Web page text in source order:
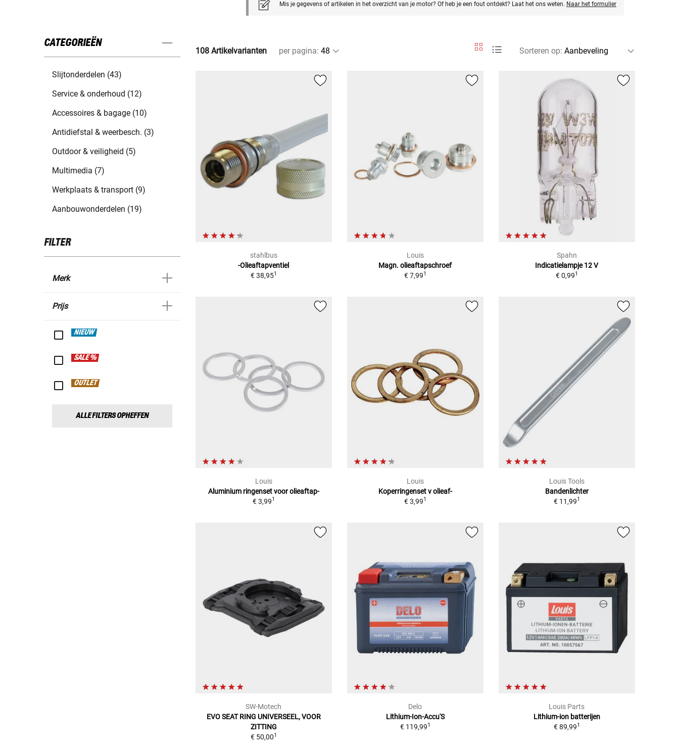
Mis je gegevens of artikelen in het overzicht van je motor? Of heb je een fout ontdekt? Laat het ons weten. Naar het formulier
CATEGORIEËN
Slijtonderdelen (43)
Service & onderhoud (12)
Accessoires & bagage (10)
Antidiefstal & weerbesch. (3)
Outdoor & veiligheid (5)
Multimedia (7)
Werkplaats & transport (9)
Aanbouwonderdelen (19)
FILTER
Merk
Prijs
NIEUW
SALE %
OUTLET
ALLE FILTERS OPHEFFEN
108 Artikelvarianten per pagina: Sorteren op:
stahlbus
-Olieaftapventiel
€ 38,951
Louis
Magn. olieaftapschroef
€ 7,991
Spahn
Indicatielampje 12 V
€ 0,991
Louis
Aluminium ringenset voor olieaftap-
€ 3,991
Louis
Koperringenset v olieaf-
€ 3,991
Louis Tools
Bandenlichter
€ 11,991
SW-Motech
EVO SEAT RING UNIVERSEEL, VOOR
ZITTING
€ 50,001
Delo
Lithium-Ion-Accu'S
€ 119,991
Louis Parts
Lithium-ion batterijen
€ 89,991